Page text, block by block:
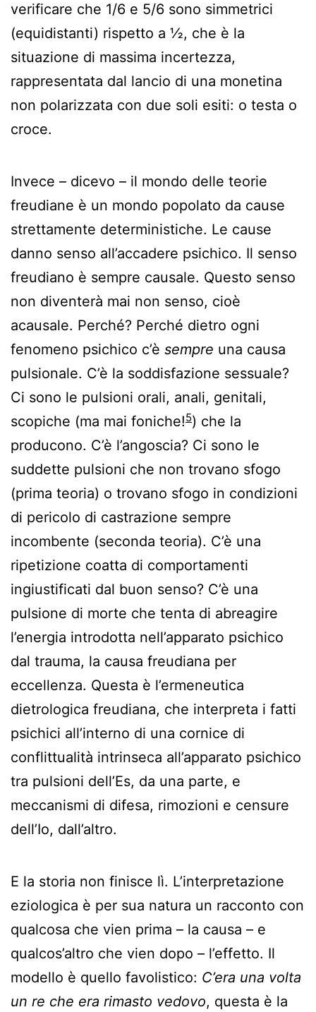
verificare che 1/6 e 5/6 sono simmetrici
(equidistanti) rispetto a ½, che è la
situazione di massima incertezza,
rappresentata dal lancio di una monetina
non polarizzata con due soli esiti: o testa o
croce.
Invece – dicevo – il mondo delle teorie
freudiane è un mondo popolato da cause
strettamente deterministiche. Le cause
danno senso all’accadere psichico. Il senso
freudiano è sempre causale. Questo senso
non diventerà mai non senso, cioè
acausale. Perché? Perché dietro ogni
fenomeno psichico c’è sempre una causa
pulsionale. C’è la soddisfazione sessuale?
Ci sono le pulsioni orali, anali, genitali,
scopiche (ma mai foniche!5) che la
producono. C’è l’angoscia? Ci sono le
suddette pulsioni che non trovano sfogo
(prima teoria) o trovano sfogo in condizioni
di pericolo di castrazione sempre
incombente (seconda teoria). C’è una
ripetizione coatta di comportamenti
ingiustificati dal buon senso? C’è una
pulsione di morte che tenta di abreagire
l’energia introdotta nell’apparato psichico
dal trauma, la causa freudiana per
eccellenza. Questa è l’ermeneutica
dietrologica freudiana, che interpreta i fatti
psichici all’interno di una cornice di
conflittualità intrinseca all’apparato psichico
tra pulsioni dell’Es, da una parte, e
meccanismi di difesa, rimozioni e censure
dell’Io, dall’altro.
E la storia non finisce lì. L’interpretazione
eziologica è per sua natura un racconto con
qualcosa che vien prima – la causa – e
qualcos’altro che vien dopo – l’effetto. Il
modello è quello favolistico: C’era una volta
un re che era rimasto vedovo, questa è la